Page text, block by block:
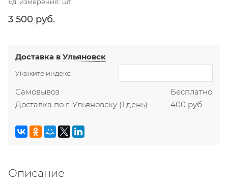
3 500 руб.
Доставка вУльяновск
Укажите индекс:
Самовывоз
Бесплатно
Доставка по г. Ульяновску (1 день) 400 руб.
Описание